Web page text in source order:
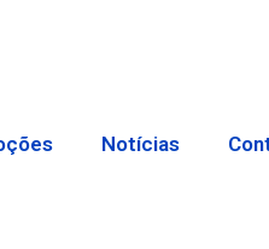
Notícias